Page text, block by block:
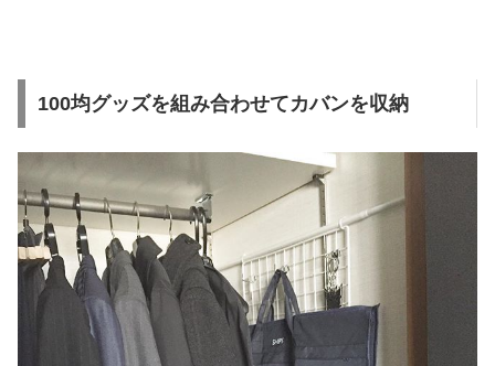
100均グッズを組み合わせてカバンを収納